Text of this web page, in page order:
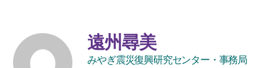
遠州尋美
みやぎ震災復興研究センター・事務局